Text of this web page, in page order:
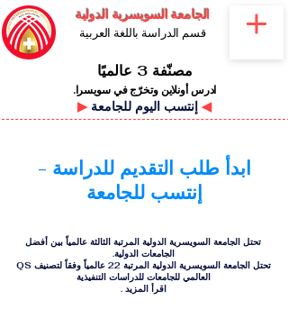
الجامعة السويسرية الدولية
قسم الدراسة باللغة العربية
مصنّفة 3 عالميًا
ادرس أونلاين وتخرّج في سويسرا.
▶ ◀
ابدأ طلب التقديم للدراسة -
إنتسب للجامعة
تحتل الجامعة السويسرية الدولية المرتبة الثالثة عالمياً بين أفضل
الجامعات الدولية.
تحتل الجامعة السويسرية الدولية المرتبة 22 عالمياً وفقاً لتصنيف QS
العالمي للجامعات للدراسات التنفيذية
اقرأ المزيد .